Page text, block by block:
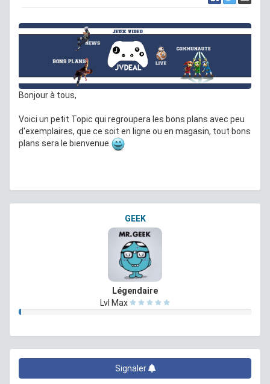
Bonjour à tous,
Voici un petit Topic qui regroupera les bons plans avec peu
d'exemplaires, que ce soit en ligne ou en magasin, tout bons
plans sera le bienvenue
GEEK
Légendaire
Lvl Max
Signaler